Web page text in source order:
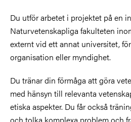
Du utför arbetet i projektet på en
Naturvetenskapliga fakulteten
externt vid ett annat universitet,
organisation eller myndighet.
Du tränar din förmåga att göra
med hänsyn till relevanta
etiska aspekter. Du får också